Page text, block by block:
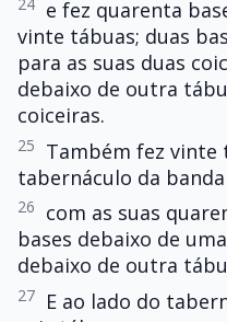
e fez quarenta
vinte tábuas; duas
para as suas duas
debaixo de outra
coiceiras.
25
Também fez vinte
tabernáculo da
26
com as suas
bases debaixo de
debaixo de outra
27
E ao lado do